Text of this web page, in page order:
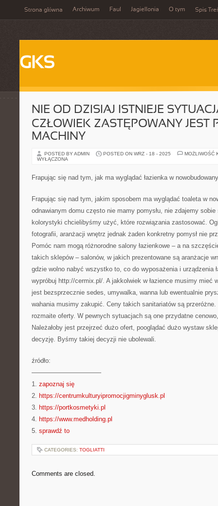
Strona główna Archiwum Faul Jagiellonia O tym Spis
GKS
NIE OD DZISIAJ ISTNIEJE
CZŁOWIEK ZASTĘPOWANY JEST
MACHINY
POSTED BY ADMIN POSTED ON WRZ - 18 - 2025
MOŻLIWOŚĆ
WYŁĄCZONA
Frapując się nad tym, jak ma wyglądać łazienka w
Frapując się nad tym, jakim sposobem ma wyglądać toaleta w
odnawianym domu często nie mamy pomysłu, nie zdajemy
kolorystyki chcielibyśmy użyć, które rozwiązania zastosować.
fotografii, aranżacji wnętrz jednak żaden konkretny pomysł nie
Pomóc nam mogą różnorodne salony łazienkowe – a na
takich sklepów – salonów, w jakich prezentowane są aranżacje
gdzie wolno nabyć wszystko to, co do wyposażenia i urządzenia
wypróbuj http://cermix.pl/. A jakkolwiek w łazience musimy mieć
jest bezsprzecznie sedes, umywalka, wanna lub ewentualnie
wahania musimy zakupić. Ceny takich sanitariatów są
rozmaite oferty. W pewnych sytuacjach są one przydatne
Należałoby jest przejrzeć dużo ofert, pooglądać dużo wystaw
decyzję. Byśmy takiej decyzji nie ubolewali.
źródło:
———————————
1. zapoznaj się
2. https://centrumkulturyipromocjigminyglusk.pl
3. https://portkosmetyki.pl
4. https://www.medholding.pl
5. sprawdź to
CATEGORIES: TOGLIATTI
Comments are closed.